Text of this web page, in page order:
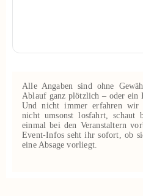
Alle Angaben sind ohne
Ablauf ganz plötzlich – oder ein
Und nicht immer erfahren wir
nicht umsonst losfahrt, schaut
einmal bei den Veranstaltern
Event‑Infos seht ihr sofort, ob
eine Absage vorliegt.